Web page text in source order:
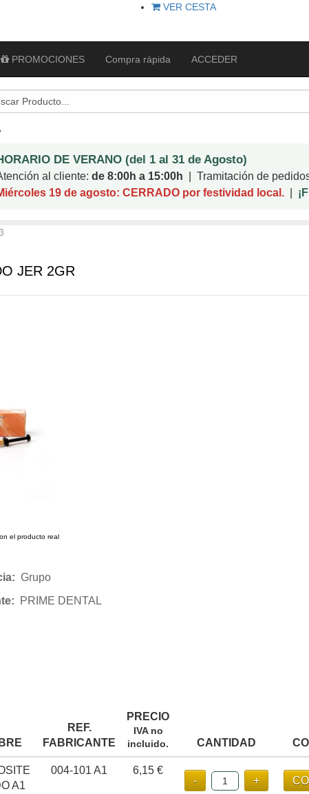
VER CESTA
PROMOCIONES Compra rápida ACCEDER
DE VERANO (del 1 al 31 de Agosto)
al cliente: de 8:00h a 15:00h | Tramitación de
19 de agosto: CERRADO por festividad local.
JER 2GR
el producto real
Grupo
PRIME DENTAL
REF.
FABRICANTE
PRECIO
IVA no
incluido.
CANTIDAD
A1
004-101 A1 6,15 €